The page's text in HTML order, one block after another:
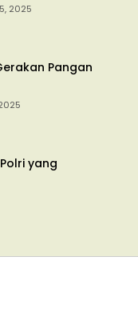
2025
Pangan
yang